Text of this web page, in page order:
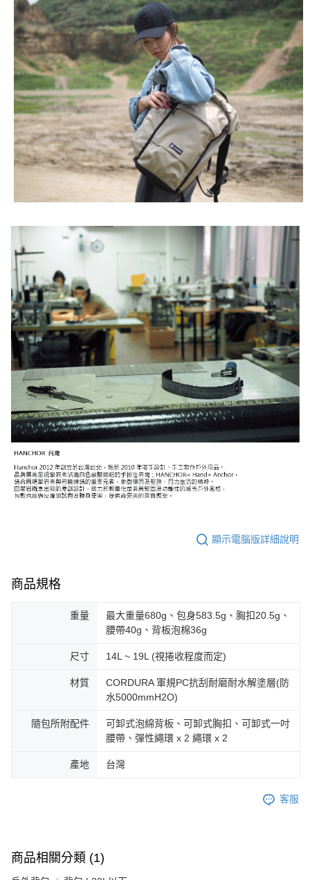
顯示電腦版詳細說明
商品規格
重量
最大重量680g、包身583.5g、胸扣20.5g、
腰帶40g、背板泡棉36g
尺寸 14L ~ 19L (視捲收程度而定)
材質
CORDURA 軍規PC抗刮耐磨耐水解塗層(防
水5000mmH2O)
隨包所附配件
可卸式泡綿背板、可卸式胸扣、可卸式一吋
腰帶、彈性繩環 x 2 繩環 x 2
產地 台灣
客服
商品相關分類 (1)